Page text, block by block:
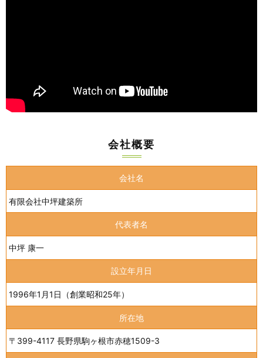
会社概要
会社名
有限会社中坪建築所
代表者名
中坪 康一
設立年月日
1996年1月1日（創業昭和25年）
所在地
〒399-4117 長野県駒ヶ根市赤穂1509-3